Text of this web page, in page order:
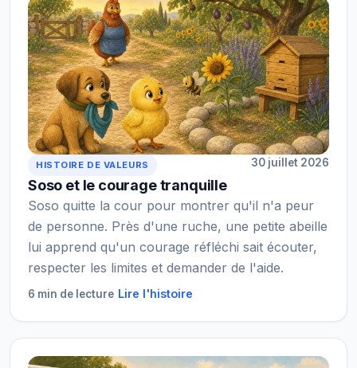
HISTOIRE DE VALEURS 30 juillet 2026
Soso et le courage tranquille
Soso quitte la cour pour montrer qu'il n'a peur
de personne. Près d'une ruche, une petite abeille
lui apprend qu'un courage réfléchi sait écouter,
respecter les limites et demander de l'aide.
6 min de lecture Lire l'histoire